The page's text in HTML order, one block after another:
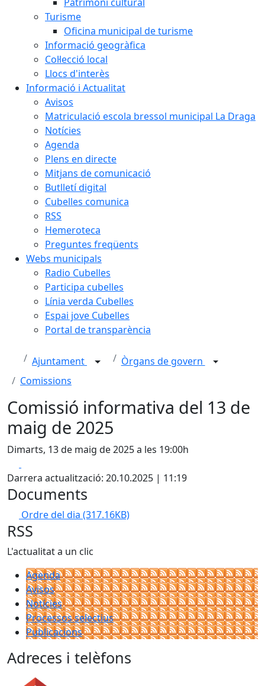
Turisme
Oficina municipal de turisme
Informació geogràfica
Col·lecció local
Llocs d'interès
Informació i Actualitat
Avisos
Matriculació escola bressol municipal La Draga
Notícies
Agenda
Plens en directe
Mitjans de comunicació
Butlletí digital
Cubelles comunica
RSS
Hemeroteca
Preguntes freqüents
Webs municipals
Radio Cubelles
Participa cubelles
Línia verda Cubelles
Espai jove Cubelles
Portal de transparència
Ajuntament
Òrgans de govern
Comissions
Comissió informativa del 13 de
maig de 2025
Dimarts, 13 de maig de 2025 a les 19:00h
Darrera actualització: 20.10.2025 | 11:19
Documents
Ordre del dia (317.16KB)
RSS
L'actualitat a un clic
Agenda
Avisos
Notícies
Processos selectius
Publicacions
Adreces i telèfons